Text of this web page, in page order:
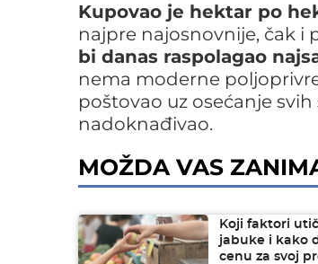
Kupovao je hektar po
najpre najosnovnije, čak
bi danas raspolagao
nema moderne
poštovao uz osećanje
nadoknađivao.
MOŽDA VAS
Koji faktori
jabuke i kako
cenu za svoj